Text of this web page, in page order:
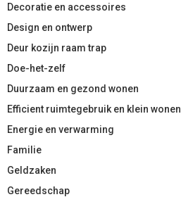
Decoratie en accessoires
Design en ontwerp
Deur kozijn raam trap
Doe-het-zelf
Duurzaam en gezond wonen
Efficient ruimtegebruik en klein wonen
Energie en verwarming
Familie
Geldzaken
Gereedschap